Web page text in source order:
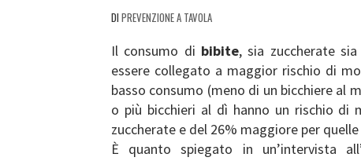
DI PREVENZIONE A TAVOLA
Il consumo di bibite, sia zuccherate
essere collegato a maggior rischio di
basso consumo (meno di un bicchiere al
o più bicchieri al dì hanno un rischio di
zuccherate e del 26% maggiore per
È quanto spiegato in un’intervista